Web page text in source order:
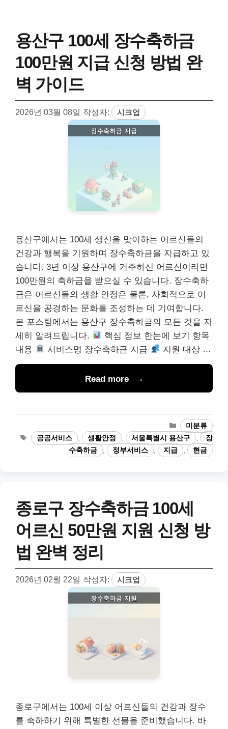
용산구 100세 장수축하금
100만원 지급 신청 방법 완
벽 가이드
2026년 03월 08일 작성자: 시크업
용산구에서는 100세 생신을 맞이하는 어르신들의
건강과 행복을 기원하며 장수축하금을 지급하고 있
습니다. 3년 이상 용산구에 거주하신 어르신이라면
100만원의 축하금을 받으실 수 있습니다. 장수축하
금은 어르신들의 생활 안정은 물론, 사회적으로 어
르신을 공경하는 문화를 조성하는 데 기여합니다.
본 포스팅에서는 용산구 장수축하금의 모든 것을 자
세히 알려드립니다.
핵심 정보 한눈에 보기 항목
내용
서비스명 장수축하금 지급 지원 대상 …
Read more
카
테
고
리
미분류
태
그
공공서비스 생활안정 서울특별시 용산구
장
수축하금
정부서비스 지급 현금
종로구 장수축하금 100세
어르신 50만원 지원 신청 방
법 완벽 정리
2026년 02월 22일 작성자: 시크업
종로구에서는 100세 이상 어르신들의 건강과 장수
를 축하하기 위해 특별한 선물을 준비했습니다. 바